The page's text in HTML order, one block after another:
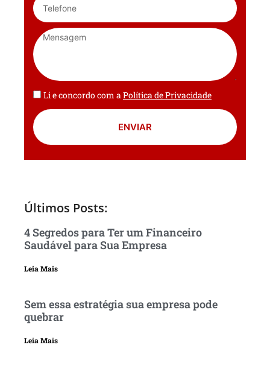
Li e concordo com aPolítica de Privacidade
ENVIAR
Últimos Posts:
4 Segredos para Ter um Financeiro
Saudável para Sua Empresa
Leia Mais
Sem essa estratégia sua empresa pode
quebrar
Leia Mais